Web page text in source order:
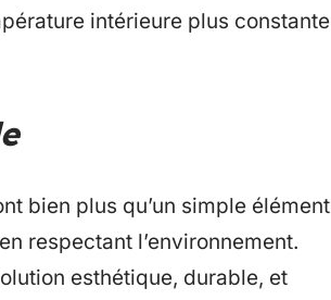
intérieure plus constante
bien plus qu’un simple élément
respectant l’environnement.
esthétique, durable, et